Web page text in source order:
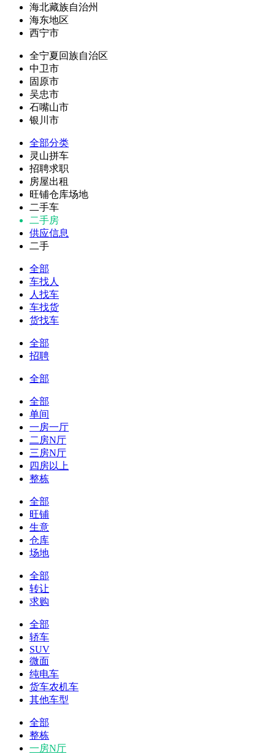
海北藏族自治州
海东地区
西宁市
全宁夏回族自治区
中卫市
固原市
吴忠市
石嘴山市
银川市
全部分类
灵山拼车
招聘求职
房屋出租
旺铺仓库场地
二手车
二手房
供应信息
二手
全部
车找人
人找车
车找货
货找车
全部
招聘
全部
全部
单间
一房一厅
二房N厅
三房N厅
四房以上
整栋
全部
旺铺
生意
仓库
场地
全部
转让
求购
全部
轿车
SUV
微面
纯电车
货车农机车
其他车型
全部
整栋
一房N厅